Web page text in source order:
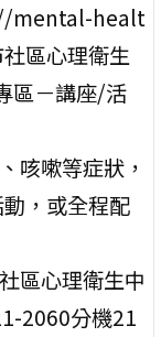
mental-healt
區心理衛生
區－講座/活
咳嗽等症狀，
，或全程配
區心理衛生中
2060分機21